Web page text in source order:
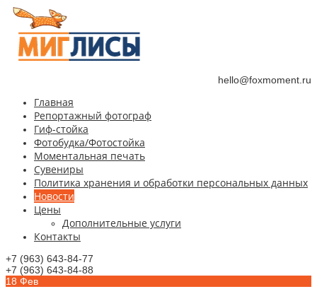
hello@foxmoment.ru
Главная
Репортажный фотограф
Гиф-стойка
Фотобудка/Фотостойка
Моментальная печать
Сувениры
Политика хранения и обработки персональных данных
Новости
Цены
Дополнительные услуги
Контакты
+7 (963) 643-84-77
+7 (963) 643-84-88
18 Фев